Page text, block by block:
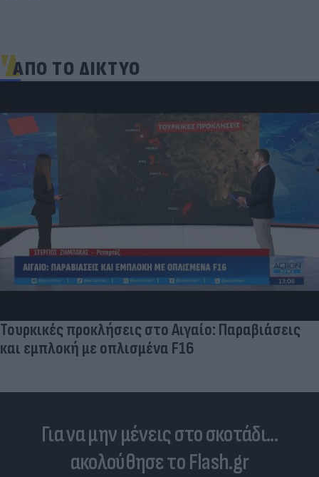
ΑΠΟ ΤΟ ΔΙΚΤΥΟ
Τουρκικές προκλήσεις στο Αιγαίο: Παραβιάσεις
και εμπλοκή με οπλισμένα F16
Για να μην μένεις στο σκοτάδι...
ακολούθησε το Flash.gr